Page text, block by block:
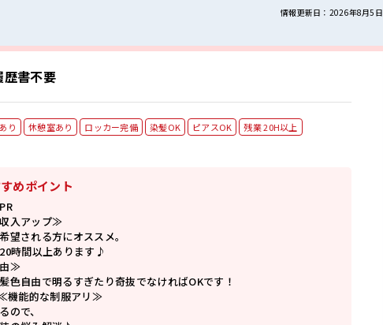
情報更新日：2026年8月5日
歴書不要
り 休憩室あり ロッカー完備 染髪OK ピアスOK
残業 20H以上
めポイント
入アップ≫
望される方にオススメ。
時間以上あります♪
≫
色自由で明るすぎたり奇抜でなければOKです！
機能的な制服アリ≫
ので、